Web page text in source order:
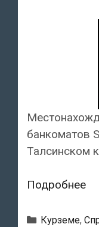
банкоматов
Талсинском
Подробнее
Рубрики
Курземе,